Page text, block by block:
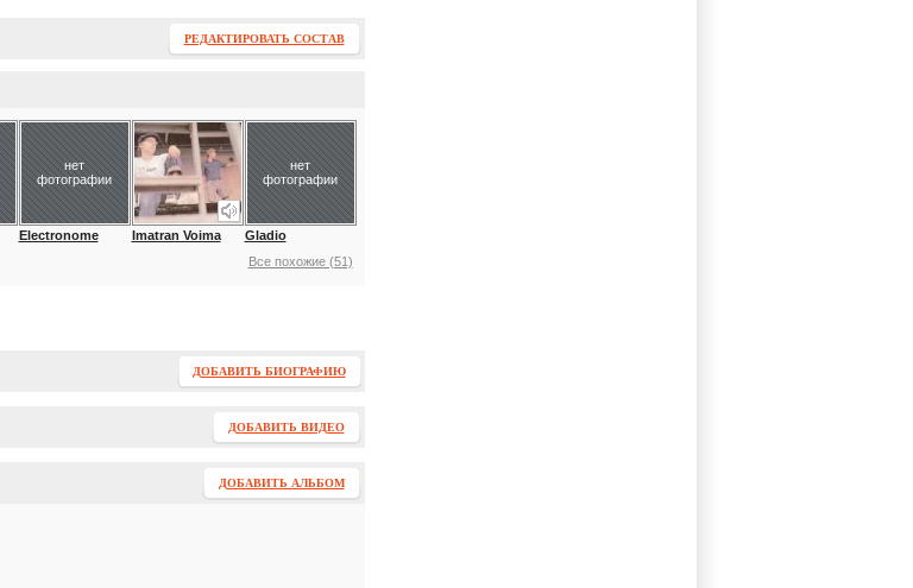
РЕДАКТИРОВАТЬ СОСТАВ
нет
фотографии
Electronome Imatran Voima
нет
фотографии
Gladio
Все похожие (51)
ДОБАВИТЬ БИОГРАФИЮ
ДОБАВИТЬ ВИДЕО
ДОБАВИТЬ АЛЬБОМ